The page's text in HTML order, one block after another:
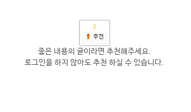
2
좋은 내용의 글이라면 추천해주세요.
로그인을 하지 않아도 추천 하실 수 있습니다.